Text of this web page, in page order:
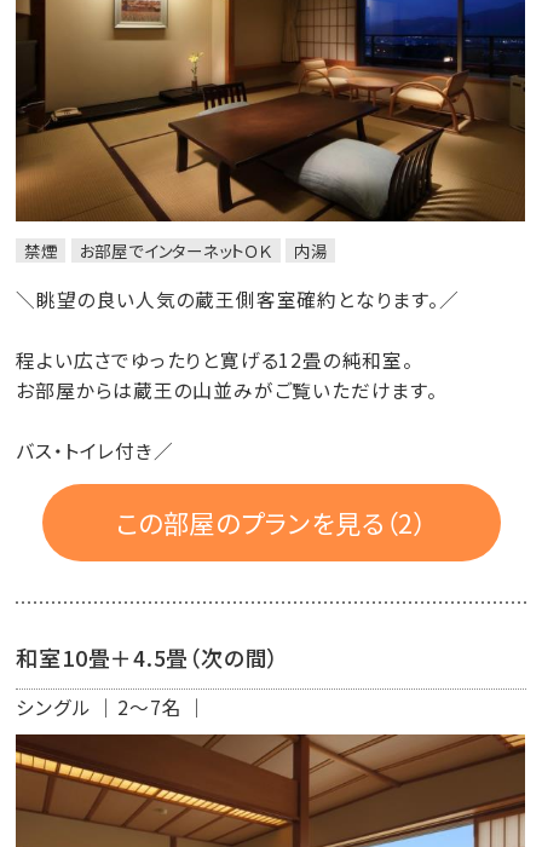
禁煙 お部屋でインターネットＯＫ 内湯
＼眺望の良い人気の蔵王側客室確約となります。／
程よい広さでゆったりと寛げる12畳の純和室。
お部屋からは蔵王の山並みがご覧いただけます。
バス・トイレ付き／
この部屋のプランを見る（2）
和室10畳＋4.5畳（次の間）
シングル 2～7名